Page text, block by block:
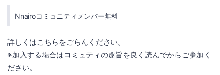
Nnairoコミュニティメンバー無料
詳しくはこちらをごらんください。
※加入する場合はコミュティの趣旨を良く読んでからご参加く
ださい。